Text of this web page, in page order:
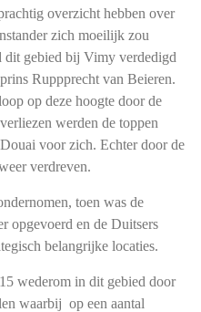
overzicht hebben over
zich moeilijk zou
dit gebied bij Vimy verdedigd
Ruppprecht van Beieren.
op deze hoogte door de
werden de toppen
voor zich. Echter door de
verdreven.
toen was de
opgevoerd en de Duitsers
belangrijke locaties.
wederom in dit gebied door
waarbij op een aantal